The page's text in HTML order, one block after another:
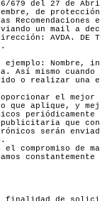
679 del 27 de
de
un mail a
AVDA. DE
Nombre,
Así mismo cuando
o realizar una
el
que aplique, y
que
serán
el compromiso de
constantemente